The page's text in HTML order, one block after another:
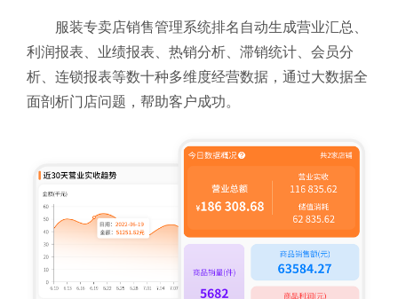
服装专卖店销售管理系统排名自动生成营业汇总、
利润报表、业绩报表、热销分析、滞销统计、会员分
析、连锁报表等数十种多维度经营数据，通过大数据全
面剖析门店问题，帮助客户成功。